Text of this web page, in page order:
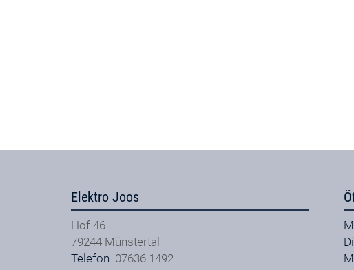
Elektro Joos
Hof 46
79244 Münstertal
Telefon 07636 1492
Di